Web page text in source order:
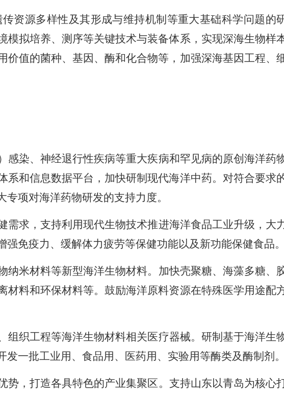
资源多样性及其形成与维持机制等重大基础科学问题的
拟培养、测序等关键技术与装备体系，实现深海生物样
值的菌种、基因、酶和化合物等，加强深海基因工程、
染、神经退行性疾病等重大疾病和罕见病的原创海洋药
和信息数据平台，加快研制现代海洋中药。对符合要求
项对海洋药物研发的支持力度。
求，支持利用现代生物技术推进海洋食品工业升级，大
免疫力、缓解体力疲劳等保健功能以及新功能保健食品
米材料等新型海洋生物材料。加快壳聚糖、海藻多糖、
料和环保材料等。鼓励海洋原料资源在特殊医学用途配
织工程等海洋生物材料相关医疗器械。研制基于海洋生
一批工业用、食品用、医药用、实验用等酶类及酶制剂
势，打造各具特色的产业集聚区。支持山东以青岛为核心